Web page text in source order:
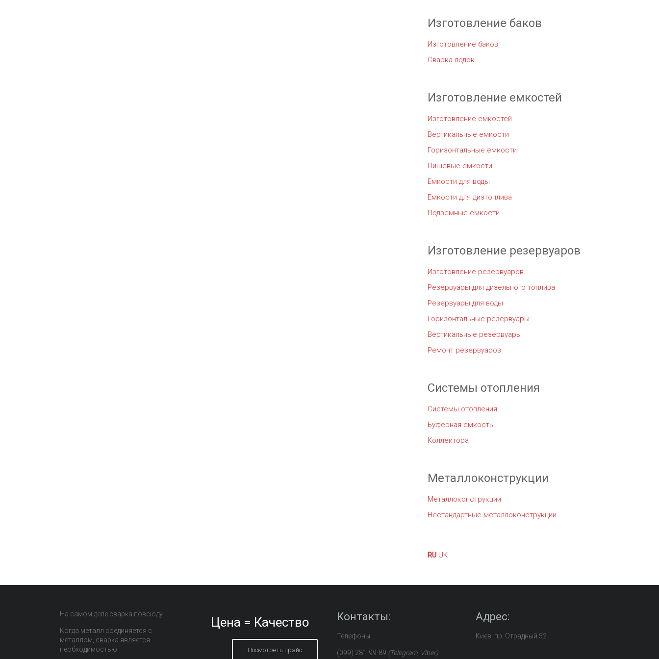
Изготовление баков
Изготовление баков
Сварка лодок
Изготовление емкостей
Изготовление емкостей
Вертикальные емкости
Горизонтальные емкости
Пищевые емкости
Емкости для воды
Емкости для дизтоплива
Подземные емкости
Изготовление резервуаров
Изготовление резервуаров
Резервуары для дизельного топлива
Резервуары для воды
Горизонтальные резервуары
Вертикальные резервуары
Ремонт резервуаров
Системы отопления
Системы отопления
Буферная емкость
Коллектора
Металлоконструкции
Металлоконструкции
Нестандартные металлоконструкции
RU UK
На самом деле сварка повсюду.
Когда металл соединяется с
металлом, сварка является
необходимостью.
Цена = Качество
Посмотреть прайс
Контакты:
Телефоны:
(099) 281-99-89 (Telegram, Viber)
Адрес:
Киев, пр. Отрадный 52